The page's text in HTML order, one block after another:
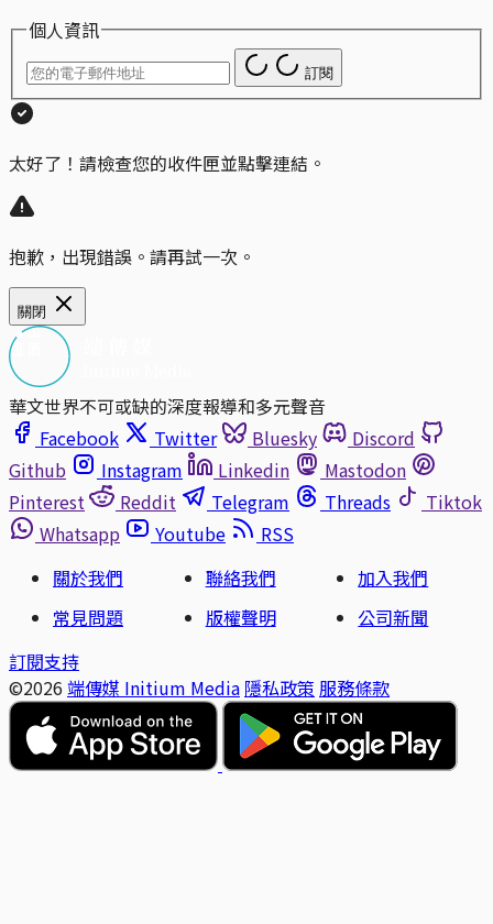
個人資訊
訂閱
太好了！請檢查您的收件匣並點擊連結。
抱歉，出現錯誤。請再試一次。
關閉
華文世界不可或缺的深度報導和多元聲音
Facebook
Twitter Bluesky
Discord
Github
Instagram Linkedin
Mastodon
Pinterest
Reddit Telegram Threads
Tiktok
Whatsapp
Youtube
RSS
關於我們
聯絡我們
加入我們
常見問題
版權聲明
公司新聞
訂閱支持
©2026 端傳媒 Initium Media 隱私政策 服務條款